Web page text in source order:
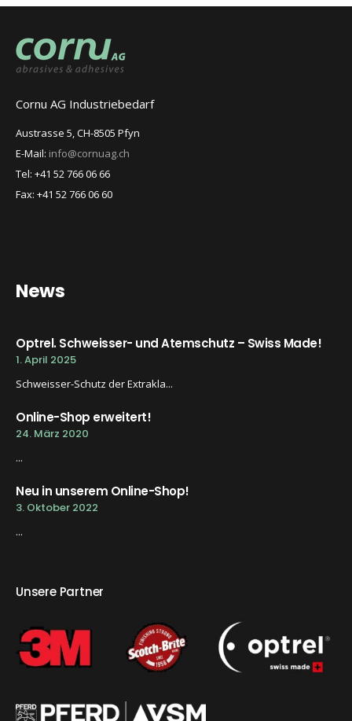
Cornu AG Industriebedarf
Austrasse 5, CH-8505 Pfyn
E-Mail: info@cornuag.ch
Tel: +41 52 766 06 66
Fax: +41 52 766 06 60
News
Optrel. Schweisser- und Atemschutz – Swiss Made!
1. April 2025
Schweisser-Schutz der Extrakla...
Online-Shop erweitert!
24. März 2020
...
Neu in unserem Online-Shop!
3. Oktober 2022
...
Unsere Partner